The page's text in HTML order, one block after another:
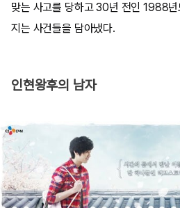
맞는 사고를 당하고 30년 전인 1988
지는 사건들을 담아냈다.
인현왕후의 남자